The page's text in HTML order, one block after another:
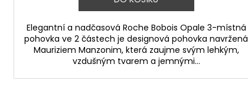
Elegantní a nadčasová Roche Bobois Opale 3-místná
pohovka ve 2 částech je designová pohovka navržená
Mauriziem Manzonim, která zaujme svým lehkým,
vzdušným tvarem a jemnými...